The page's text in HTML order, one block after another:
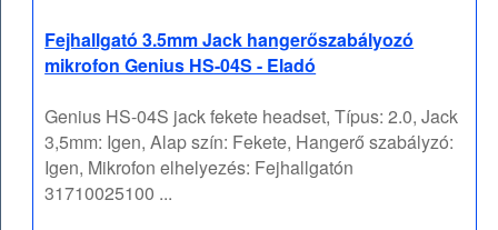
Fejhallgató 3.5mm Jack hangerőszabályozó
mikrofon Genius HS-04S - Eladó
Genius HS-04S jack fekete headset, Típus: 2.0, Jack
3,5mm: Igen, Alap szín: Fekete, Hangerő szabályzó:
Igen, Mikrofon elhelyezés: Fejhallgatón
31710025100 ...